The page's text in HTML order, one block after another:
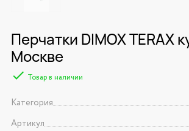
Перчатки DIMOX TERAX
Москве
Товар в наличии
Категория
Артикул